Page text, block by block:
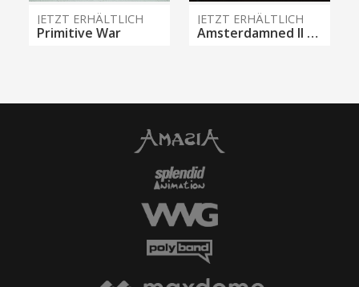
JETZT ERHÄLTLICH
Primitive War
JETZT ERHÄLTLICH
Amsterdamned II - Verfluchtes Amsterdam